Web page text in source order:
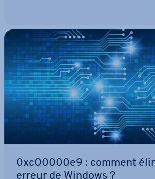
0xc00000e9 : comment
erreur de Windows ?